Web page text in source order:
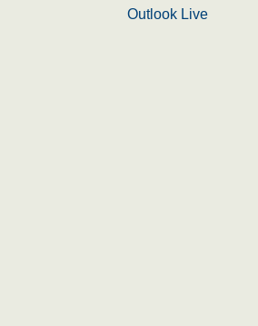
Outlook Live